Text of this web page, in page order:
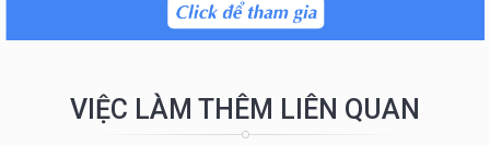
VIỆC LÀM THÊM LIÊN QUAN